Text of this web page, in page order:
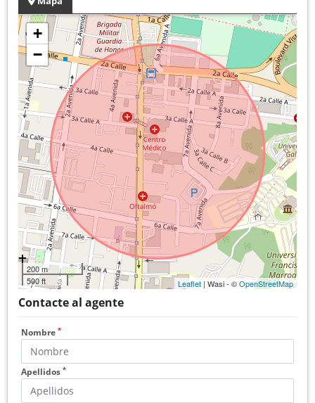
+
−
200 m
500 ft
Leaflet | Wasi - ©OpenStreetMap
Contacte al agente
Nombre *
Apellidos *